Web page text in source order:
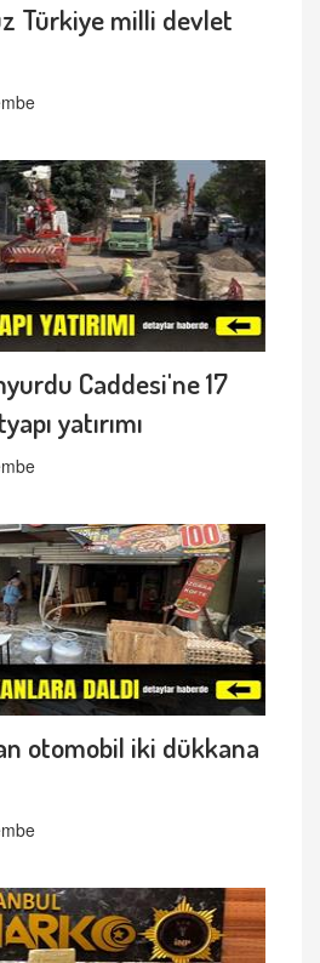
Türkiye milli devlet
Caddesi'ne 17
yatırımı
otomobil iki dükkana